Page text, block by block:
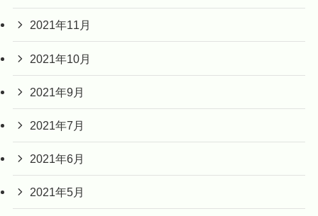
2021年11月
2021年10月
2021年9月
2021年7月
2021年6月
2021年5月